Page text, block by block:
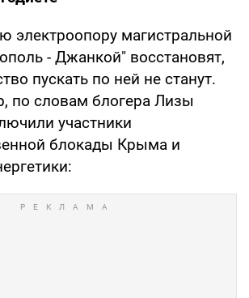
электроопору магистральной
- Джанкой" восстановят,
пускать по ней не станут.
по словам блогера Лизы
участники
блокады Крыма и